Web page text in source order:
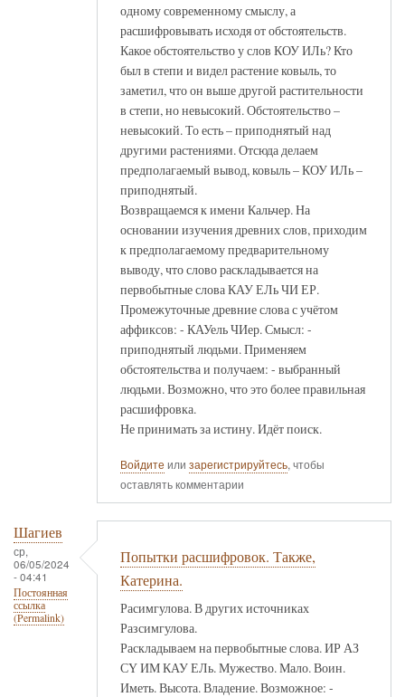
одному современному смыслу, а
расшифровывать исходя от обстоятельств.
Какое обстоятельство у слов КОУ ИЛь? Кто
был в степи и видел растение ковыль, то
заметил, что он выше другой растительности
в степи, но невысокий. Обстоятельство –
невысокий. То есть – приподнятый над
другими растениями. Отсюда делаем
предполагаемый вывод, ковыль – КОУ ИЛь –
приподнятый.
Возвращаемся к имени Кальчер. На
основании изучения древних слов, приходим
к предполагаемому предварительному
выводу, что слово раскладывается на
первобытные слова КАУ ЕЛь ЧИ ЕР.
Промежуточные древние слова с учётом
аффиксов: - КАУель ЧИер. Смысл: -
приподнятый людьми. Применяем
обстоятельства и получаем: - выбранный
людьми. Возможно, что это более правильная
расшифровка.
Не принимать за истину. Идёт поиск.
Войдите или зарегистрируйтесь, чтобы
оставлять комментарии
Шагиев
ср,
06/05/2024
- 04:41
Постоянная
ссылка
(Permalink)
Попытки расшифровок. Также,
Катерина.
Расимгулова. В других источниках
Разсимгулова.
Раскладываем на первобытные слова. ИР АЗ
СҮ ИМ КАУ ЕЛь. Мужество. Мало. Воин.
Иметь. Высота. Владение. Возможное: -